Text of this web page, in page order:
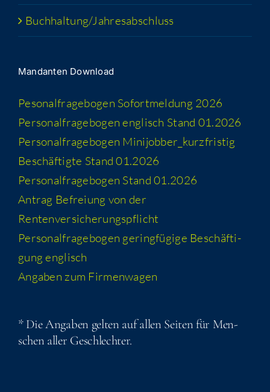
Buchhaltung/​​Jahresabschluss
Man­dan­ten Download
Peso­nal­fra­ge­bo­gen Sofort­mel­dung 2026
Per­so­nal­fra­ge­bo­gen eng­lisch Stand 01.2026
Per­so­nal­fra­ge­bo­gen Minijobber_​kurzfristig
Beschäf­tig­te Stand 01.2026
Per­so­nal­fra­ge­bo­gen Stand 01.2026
Antrag Befrei­ung von der
Rentenversicherungspflicht
Per­so­nal­fra­ge­bo­gen gering­fü­gi­ge Beschäf­ti­
gung englisch
Anga­ben zum Firmenwagen
* Die Anga­ben gel­ten auf allen Sei­ten für Men­
schen aller Geschlechter.